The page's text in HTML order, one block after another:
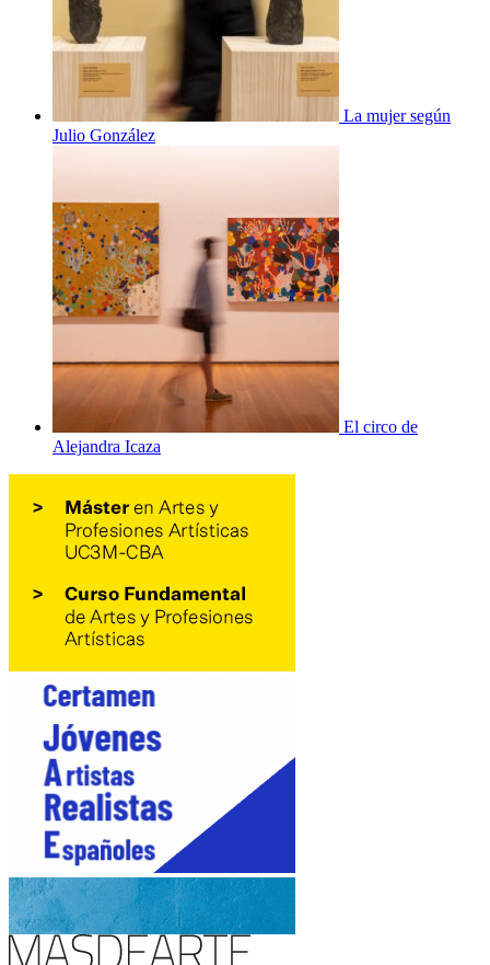
La mujer según
Julio González
El circo de
Alejandra Icaza